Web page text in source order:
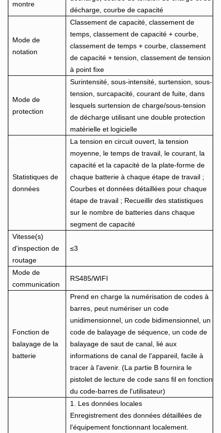
montre
décharge, courbe de capacité
Mode de
notation
Classement de capacité, classement de
temps, classement de capacité + courbe,
classement de temps + courbe, classement
de capacité + tension, classement de tension
à point fixe
Mode de
protection
Surintensité, sous-intensité, surtension, sous-
tension, surcapacité, courant de fuite, dans
lesquels surtension de charge/sous-tension
de décharge utilisant une double protection
matérielle et logicielle
Statistiques de
données
La tension en circuit ouvert, la tension
moyenne, le temps de travail, le courant, la
capacité et la capacité de la plate-forme de
chaque batterie à chaque étape de travail ;
Courbes et données détaillées pour chaque
étape de travail ; Recueillir des statistiques
sur le nombre de batteries dans chaque
segment de capacité
Vitesse(s)
d'inspection de
routage
≤3
Mode de
communication
RS485/WIFI
Fonction de
balayage de la
batterie
Prend en charge la numérisation de codes à
barres, peut numériser un code
unidimensionnel, un code bidimensionnel, un
code de balayage de séquence, un code de
balayage de saut de canal, lié aux
informations de canal de l'appareil, facile à
tracer à l'avenir. (La partie B fournira le
pistolet de lecture de code sans fil en fonction
du code-barres de l'utilisateur)
1. Les données locales
Enregistrement des données détaillées de
l'équipement fonctionnant localement.